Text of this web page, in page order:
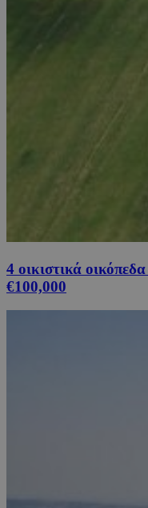
4 οικιστικά
€100,000